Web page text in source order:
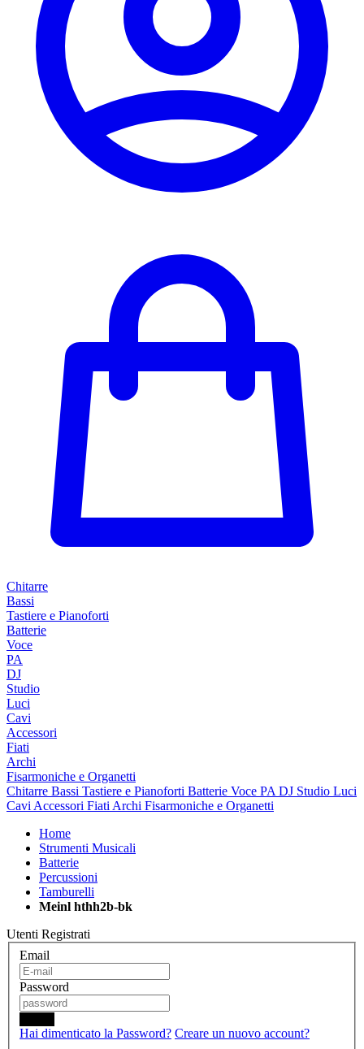
Chitarre
Bassi
Tastiere e Pianoforti
Batterie
Voce
PA
DJ
Studio
Luci
Cavi
Accessori
Fiati
Archi
Fisarmoniche e Organetti
Chitarre Bassi Tastiere e Pianoforti Batterie Voce PA DJ Studio Luci
Cavi Accessori Fiati Archi Fisarmoniche e Organetti
Home
Strumenti Musicali
Batterie
Percussioni
Tamburelli
Meinl hthh2b-bk
Utenti Registrati
Email
Password
Hai dimenticato la Password? Creare un nuovo account?